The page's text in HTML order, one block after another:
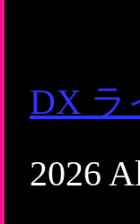
DX ラ
2026